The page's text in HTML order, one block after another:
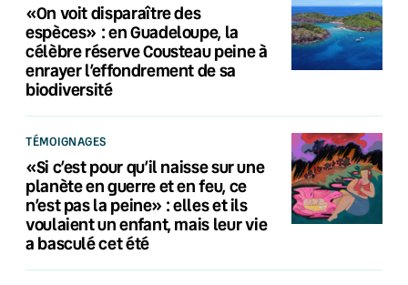
«On voit disparaître des
espèces» : en Guadeloupe, la
célèbre réserve Cousteau peine à
enrayer l’effondrement de sa
biodiversité
TÉMOIGNAGES
«Si c’est pour qu’il naisse sur une
planète en guerre et en feu, ce
n’est pas la peine» : elles et ils
voulaient un enfant, mais leur vie
a basculé cet été